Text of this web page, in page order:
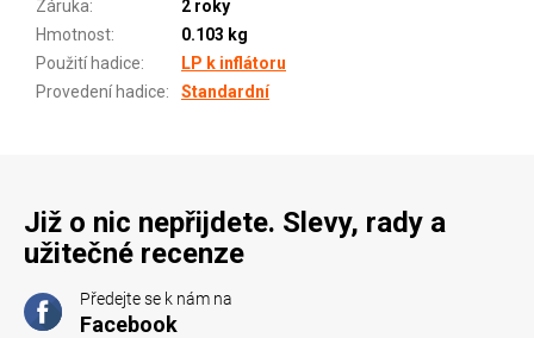
Záruka:
2 roky
Hmotnost:
0.103 kg
Použití hadice:
LP k inflátoru
Provedení hadice: Standardní
Již o nic nepřijdete. Slevy, rady a
užitečné recenze
Předejte se k nám na
Facebook